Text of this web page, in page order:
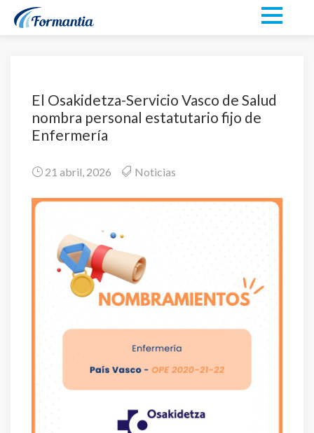
El Osakidetza-Servicio Vasco de Salud
nombra personal estatutario fijo de
Enfermería
21 abril, 2026 Noticias